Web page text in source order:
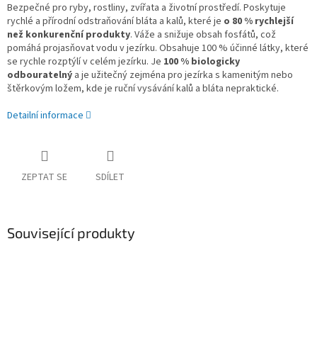
Bezpečné pro ryby, rostliny, zvířata a životní prostředí. Poskytuje
rychlé a přírodní odstraňování bláta a kalů, které je o 80 % rychlejší
než konkurenční produkty. Váže a snižuje obsah fosfátů, což
pomáhá projasňovat vodu v jezírku. Obsahuje 100 % účinné látky, které
se rychle rozptýlí v celém jezírku. Je 100 % biologicky
odbouratelný a je užitečný zejména pro jezírka s kamenitým nebo
štěrkovým ložem, kde je ruční vysávání kalů a bláta nepraktické.
Detailní informace
ZEPTAT SE SDÍLET
Související produkty